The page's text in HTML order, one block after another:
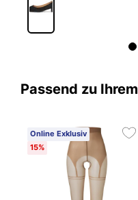
Passend zu
Online Exklusiv
15%